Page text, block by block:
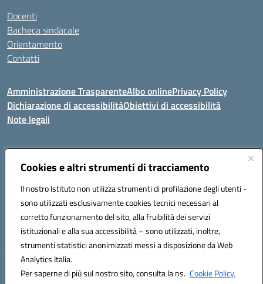
Cookies e altri strumenti di tracciamento
Il nostro Istituto non utilizza strumenti di profilazione degli utenti -
sono utilizzati esclusivamente cookies tecnici necessari al
corretto funzionamento del sito, alla fruibilità dei servizi
istituzionali e alla sua accessibilità – sono utilizzati, inoltre,
strumenti statistici anonimizzati messi a disposizione da Web
Analytics Italia.
Per saperne di più sul nostro sito, consulta la ns. Cookie Policy.
Docenti
Bacheca sindacale
Orientamento
Contatti
Amministrazione TrasparenteAlbo onlinePrivacy Policy
Dichiarazione di accessibilitàObiettivi di accessibilità
Note legali
Indirizzo:Viale P. Togliatti snc 67039 Sulmona (AQ)
Posta elettronica certificata (PEC):aqis01900g@pec.istruzione.it
Codice fiscale: 92025400661
Codice meccanografico:AQIS01900G
Hosting & Powered by 3D Solution S.r.l.